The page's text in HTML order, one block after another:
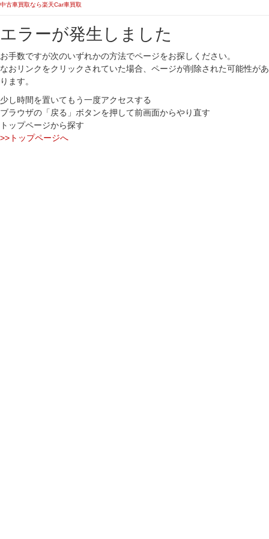
中古車買取なら楽天Car車買取
エラーが発生しました
お手数ですが次のいずれかの方法でページをお探しください。
なおリンクをクリックされていた場合、ページが削除された可能性があ
ります。
少し時間を置いてもう一度アクセスする
ブラウザの「戻る」ボタンを押して前画面からやり直す
トップページから探す
>>トップページへ